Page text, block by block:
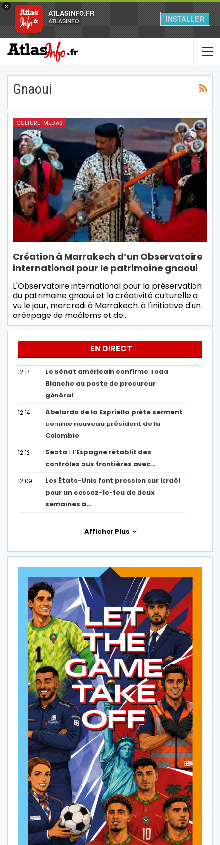
×
ATLASINFO.FR
ATLASINFO INSTALLER
Gnaoui
CULTURE-MEDIAS
Création à Marrakech d’un Observatoire
international pour le patrimoine gnaoui
L'Observatoire international pour la préservation
du patrimoine gnaoui et la créativité culturelle a
vu le jour, mercredi à Marrakech, à l'initiative d'un
aréopage de maâlems et de…
EN DIRECT
12:17
Le Sénat américain confirme Todd
Blanche au poste de procureur
général
12:14
Abelardo de la Espriella prête serment
comme nouveau président de la
Colombie
12:12
Sebta : l’Espagne rétablit des
contrôles aux frontières avec…
12:09
Les États-Unis font pression sur Israël
pour un cessez-le-feu de deux
semaines à…
Afficher Plus